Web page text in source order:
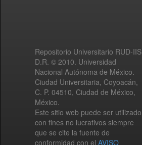
Repositorio Universitario RUD-IIS
D.R. © 2010. Universidad
Nacional Autónoma de México.
Ciudad Universitaria, Coyoacán,
C. P. 04510, Ciudad de México,
México.
Este sitio web puede ser utilizado
con fines no lucrativos siempre
que se cite la fuente de
conformidad con el AVISO